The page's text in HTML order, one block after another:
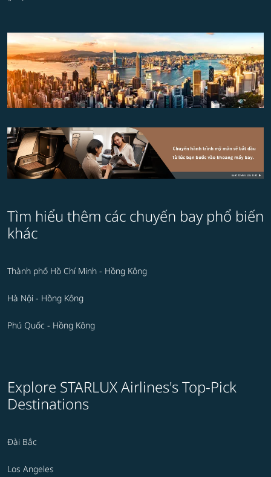
Tìm hiểu thêm các chuyến bay phổ biến
khác
Thành phố Hồ Chí Minh - Hồng Kông
Hà Nội - Hồng Kông
Phú Quốc - Hồng Kông
Explore STARLUX Airlines's Top-Pick
Destinations
Đài Bắc
Los Angeles